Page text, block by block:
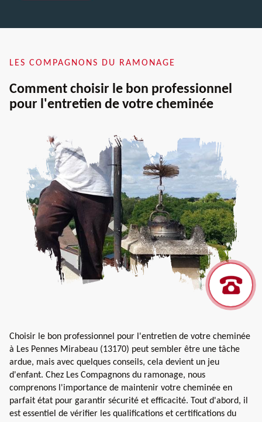
LES COMPAGNONS DU RAMONAGE
Comment choisir le bon professionnel
pour l'entretien de votre cheminée
Choisir le bon professionnel pour l'entretien de votre cheminée
à Les Pennes Mirabeau (13170) peut sembler être une tâche
ardue, mais avec quelques conseils, cela devient un jeu
d'enfant. Chez Les Compagnons du ramonage, nous
comprenons l'importance de maintenir votre cheminée en
parfait état pour garantir sécurité et efficacité. Tout d'abord, il
est essentiel de vérifier les qualifications et certifications du